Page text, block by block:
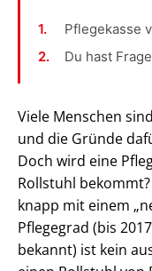
Pflegekasse
Du hast
Viele Menschen
und die Gründe
Doch wird eine
Rollstuhl
knapp mit einem
Pflegegrad (bis
bekannt) ist kein